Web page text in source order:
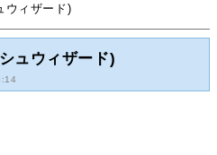
ウィザード)
ュウィザード)